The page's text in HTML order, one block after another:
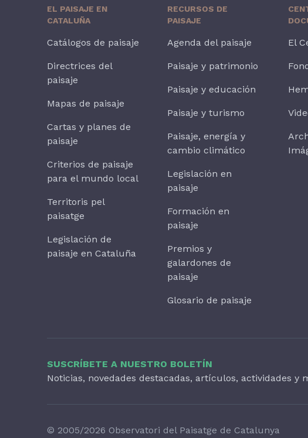
EL PAISAJE EN
CATALUÑA
Catálogos de paisaje
Directrices del
paisaje
Mapas de paisaje
Cartas y planes de
paisaje
Criterios de paisaje
para el mundo local
Territoris pel
paisatge
Legislación de
paisaje en Cataluña
RECURSOS DE
PAISAJE
Agenda del paisaje
Paisaje y patrimonio
Paisaje y educación
Paisaje y turismo
Paisaje, energía y
cambio climático
Legislación en
paisaje
Formación en
paisaje
Premios y
galardones de
paisaje
Glosario de paisaje
El
SUSCRÍBETE A NUESTRO BOLETÍN
Noticias, novedades destacadas, artículos, actividades
© 2005/2026 Observatori del Paisatge de Catalunya